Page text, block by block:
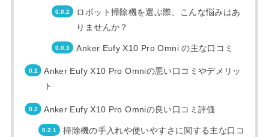
ロボット掃除機を選ぶ際、こんな悩みはあ
りませんか？
Anker Eufy X10 Pro Omni の主な口コミ
Anker Eufy X10 Pro Omniの悪い口コミやデメリッ
ト
Anker Eufy X10 Pro Omniの良い口コミ評価
掃除機の手入れや使いやすさに関する主な口コ